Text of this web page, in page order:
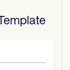
Template